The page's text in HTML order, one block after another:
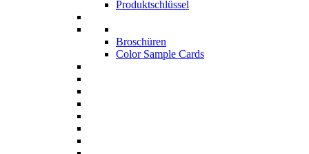
Produktschlüssel
Broschüren
Color Sample Cards